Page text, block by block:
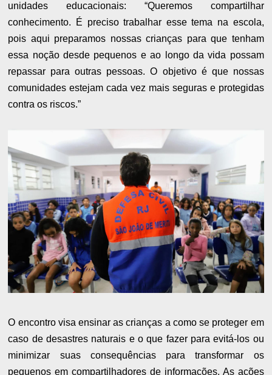
unidades educacionais: “Queremos compartilhar
conhecimento. É preciso trabalhar esse tema na escola,
pois aqui preparamos nossas crianças para que tenham
essa noção desde pequenos e ao longo da vida possam
repassar para outras pessoas. O objetivo é que nossas
comunidades estejam cada vez mais seguras e protegidas
contra os riscos.”
O encontro visa ensinar as crianças a como se proteger em
caso de desastres naturais e o que fazer para evitá-los ou
minimizar suas consequências para transformar os
pequenos em compartilhadores de informações. As ações